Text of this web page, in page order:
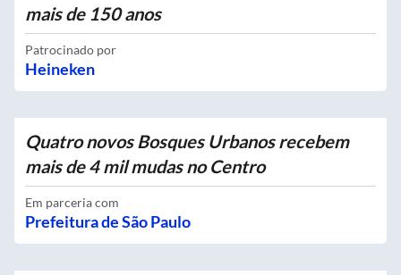
mais de 150 anos
Patrocinado por
Heineken
Quatro novos Bosques Urbanos recebem
mais de 4 mil mudas no Centro
Em parceria com
Prefeitura de São Paulo